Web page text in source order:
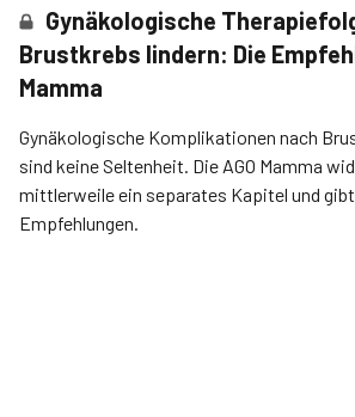
Gynäkologische
Brustkrebs lindern: Die
Mamma
Gynäkologische Komplikationen nach
sind keine Seltenheit. Die AGO Mamma
mittlerweile ein separates Kapitel und
Empfehlungen.